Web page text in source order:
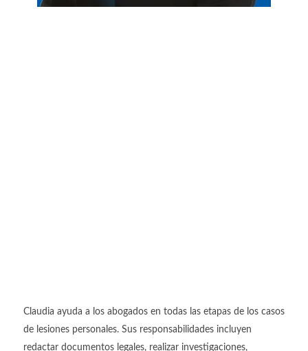
Claudia ayuda a los abogados en todas las etapas de los casos
de lesiones personales. Sus responsabilidades incluyen
redactar documentos legales, realizar investigaciones,